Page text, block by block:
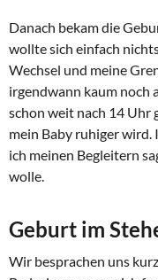
Danach bekam die
wollte sich einfach
Wechsel und meine
irgendwann kaum noch
schon weit nach 14 Uhr
mein Baby ruhiger wird.
ich meinen Begleitern
wolle.
Geburt im
Wir besprachen uns